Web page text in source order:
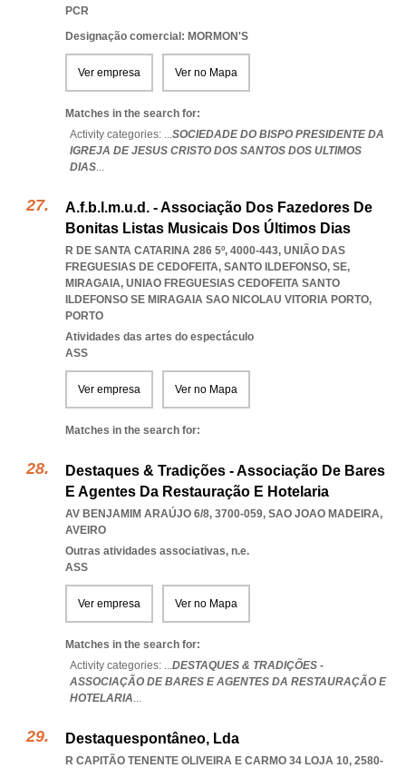
PCR
Designação comercial: MORMON'S
Ver empresa Ver no Mapa
Matches in the search for:
Activity categories: ...SOCIEDADE DO BISPO PRESIDENTE DA
IGREJA DE JESUS CRISTO DOS SANTOS DOS ULTIMOS
DIAS...
A.f.b.l.m.u.d. - Associação Dos Fazedores De
Bonitas Listas Musicais Dos Últimos Dias
R DE SANTA CATARINA 286 5º, 4000-443, UNIÃO DAS
FREGUESIAS DE CEDOFEITA, SANTO ILDEFONSO, SE,
MIRAGAIA, UNIAO FREGUESIAS CEDOFEITA SANTO
ILDEFONSO SE MIRAGAIA SAO NICOLAU VITORIA PORTO,
PORTO
Atividades das artes do espectáculo
ASS
Ver empresa Ver no Mapa
Matches in the search for:
Destaques & Tradições - Associação De Bares
E Agentes Da Restauração E Hotelaria
AV BENJAMIM ARAÚJO 6/8, 3700-059, SAO JOAO MADEIRA,
AVEIRO
Outras atividades associativas, n.e.
ASS
Ver empresa Ver no Mapa
Matches in the search for:
Activity categories: ...DESTAQUES & TRADIÇÕES -
ASSOCIAÇÃO DE BARES E AGENTES DA RESTAURAÇÃO E
HOTELARIA...
Destaquespontâneo, Lda
R CAPITÃO TENENTE OLIVEIRA E CARMO 34 LOJA 10, 2580-